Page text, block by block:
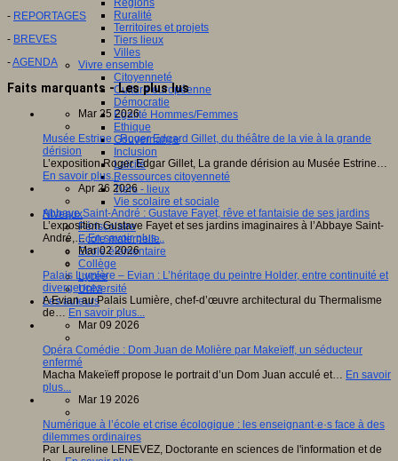
Régions
Ruralité
Territoires et projets
Tiers lieux
Villes
Vivre ensemble
Citoyenneté
Culture européenne
Démocratie
Egalité Hommes/Femmes
Ethique
Gouvernance
Inclusion
Laïcité
Ressources citoyenneté
Tiers - lieux
Vie scolaire et sociale
Niveaux
Périscolaire
Ecole maternelle
Ecole élémentaire
Collège
Lycée
Université
Les auteurs
- REPORTAGES
- BREVES
-AGENDA
Faits marquants - Les plus lus
Mar 25 2026
Musée Estrine : Roger Edgard Gillet, du théâtre de la vie à la grande
dérision
L’exposition Roger Edgar Gillet, La grande dérision au Musée Estrine…
En savoir plus...
Apr 26 2026
Abbaye Saint-André : Gustave Fayet, rêve et fantaisie de ses jardins
L’exposition Gustave Fayet et ses jardins imaginaires à l’Abbaye Saint-
André,…En savoir plus...
Mar 02 2026
Palais Lumière – Evian : L’héritage du peintre Holder, entre continuité et
divergences
A Evian au Palais Lumière, chef-d’œuvre architectural du Thermalisme
de… En savoir plus...
Mar 09 2026
Opéra Comédie : Dom Juan de Molière par Makeïeff, un séducteur
enfermé
Macha Makeïeff propose le portrait d’un Dom Juan acculé et… En savoir
plus...
Mar 19 2026
Numérique à l’école et crise écologique : les enseignant·e·s face à des
dilemmes ordinaires
Par Laureline LENEVEZ, Doctorante en sciences de l'information et de